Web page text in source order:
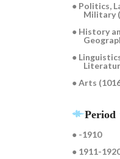
● Politics,
Military
● History
●
● Arts
Period
● -1910
● 1911-